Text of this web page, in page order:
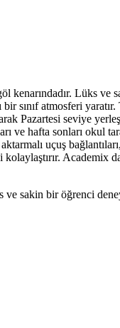
kenarındadır. Lüks ve
sınıf atmosferi
Pazartesi seviye
hafta sonları okul
uçuş
Academix
ve sakin bir öğrenci